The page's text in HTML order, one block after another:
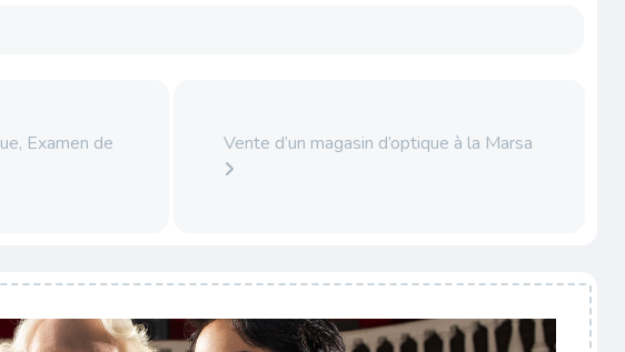
Examen de
Vente d’un magasin d’optique à la Marsa